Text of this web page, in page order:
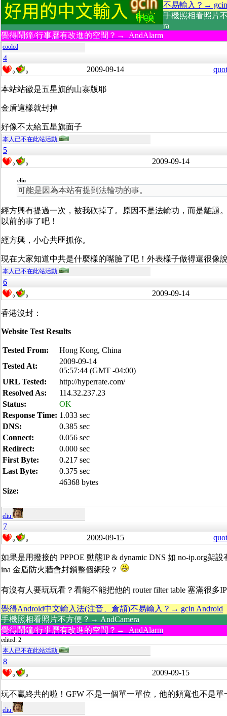
不易輸入？→
手機照相看照片
ra
覺得鬧鐘/行事曆有改進的空間？→ AndAlarm
coolcd
4
0 0 2009-09-14
本站站徽是五星旗的山寨版耶
金盾這樣就封掉
好像不太給五星旗面子
本人已不在此站活動
5
0 0 2009-09-14
eliu
可能是因為本站有提到法輪功的事。
經方興有提過一次，被我砍掉了。原因不是法輸功，而是離題
以前的事了吧！
經方興，小心共匪抓你。
現在大家知道中共是什麼樣的嘴臉了吧！外表樣子做得還很像
本人已不在此站活動
6
0 0 2009-09-14
香港沒封：
Website Test Results
Tested From:
Hong Kong, China
Tested At:
2009-09-14
05:57:44 (GMT -04:00)
URL Tested:
http://hyperrate.com/
Resolved As:
114.32.237.23
Status:
OK
Response Time: 1.033 sec
DNS:
0.385 sec
Connect:
0.056 sec
Redirect:
0.000 sec
First Byte:
0.217 sec
Last Byte:
0.375 sec
Size:
46368 bytes
eliu
7
0 0 2009-09-15
如果是用撥接的 PPPOE 動態IP & dynamic DNS 如 no-ip.org架
ina 金盾防火牆會封鎖整個網段？
有沒有人要玩玩看？看能不能把他的 router filter table 塞滿很多
覺得Android中文輸入法(注音、倉頡)不易輸入？→ gcin Android
手機照相看照片不方便？→ AndCamera
覺得鬧鐘/行事曆有改進的空間？→ AndAlarm
edited: 2
本人已不在此站活動
8
0 0 2009-09-15
玩不贏終共的啦！GFW 不是一個單一單位，他的頻寬也不是單
eliu